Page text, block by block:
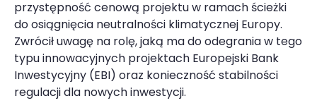
przystępność cenową projektu w ramach ścieżki
do osiągnięcia neutralności klimatycznej Europy.
Zwrócił uwagę na rolę, jaką ma do odegrania w tego
typu innowacyjnych projektach Europejski Bank
Inwestycyjny (EBI) oraz konieczność stabilności
regulacji dla nowych inwestycji.